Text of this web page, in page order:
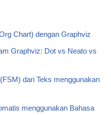
Chart) dengan Graphviz
Graphviz: Dot vs Neato vs
dari Teks menggunakan
menggunakan Bahasa